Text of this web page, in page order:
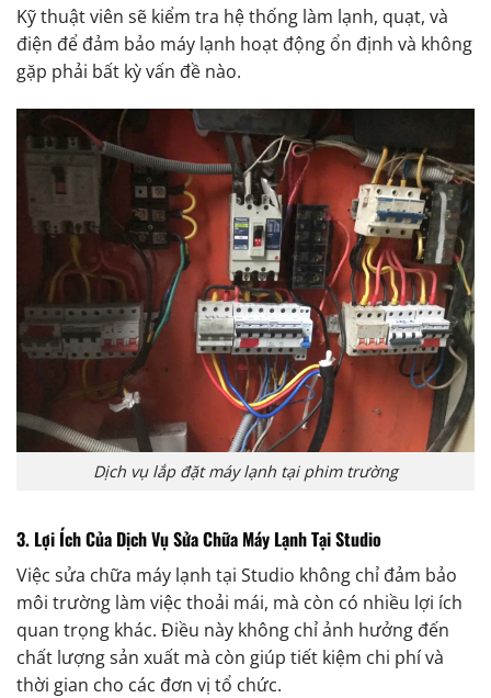
Kỹ thuật viên sẽ kiểm tra hệ thống làm lạnh, quạt, và
điện để đảm bảo máy lạnh hoạt động ổn định và không
gặp phải bất kỳ vấn đề nào.
Dịch vụ lắp đặt máy lạnh tại phim trường
3. Lợi Ích Của Dịch Vụ Sửa Chữa Máy Lạnh Tại Studio
Việc sửa chữa máy lạnh tại Studio không chỉ đảm bảo
môi trường làm việc thoải mái, mà còn có nhiều lợi ích
quan trọng khác. Điều này không chỉ ảnh hưởng đến
chất lượng sản xuất mà còn giúp tiết kiệm chi phí và
thời gian cho các đơn vị tổ chức.